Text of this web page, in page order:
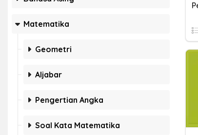
Matematika
Geometri
Aljabar
Pengertian Angka
Soal Kata Matematika